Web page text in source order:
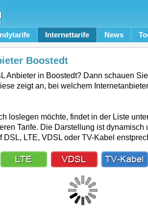
Internettarife News
Boostedt
Anbieter in Boostedt? Dann schauen
zeigt an, bei welchem
loslegen möchte, findet in der Liste
Tarife. Die Darstellung ist dynamisch
DSL, LTE, VDSL oder TV-Kabel